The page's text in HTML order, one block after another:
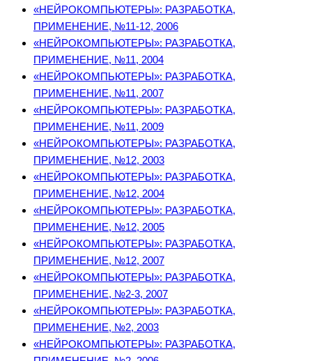
«НЕЙРОКОМПЬЮТЕРЫ»: РАЗРАБОТКА,
ПРИМЕНЕНИЕ, №11-12, 2006
«НЕЙРОКОМПЬЮТЕРЫ»: РАЗРАБОТКА,
ПРИМЕНЕНИЕ, №11, 2004
«НЕЙРОКОМПЬЮТЕРЫ»: РАЗРАБОТКА,
ПРИМЕНЕНИЕ, №11, 2007
«НЕЙРОКОМПЬЮТЕРЫ»: РАЗРАБОТКА,
ПРИМЕНЕНИЕ, №11, 2009
«НЕЙРОКОМПЬЮТЕРЫ»: РАЗРАБОТКА,
ПРИМЕНЕНИЕ, №12, 2003
«НЕЙРОКОМПЬЮТЕРЫ»: РАЗРАБОТКА,
ПРИМЕНЕНИЕ, №12, 2004
«НЕЙРОКОМПЬЮТЕРЫ»: РАЗРАБОТКА,
ПРИМЕНЕНИЕ, №12, 2005
«НЕЙРОКОМПЬЮТЕРЫ»: РАЗРАБОТКА,
ПРИМЕНЕНИЕ, №12, 2007
«НЕЙРОКОМПЬЮТЕРЫ»: РАЗРАБОТКА,
ПРИМЕНЕНИЕ, №2-3, 2007
«НЕЙРОКОМПЬЮТЕРЫ»: РАЗРАБОТКА,
ПРИМЕНЕНИЕ, №2, 2003
«НЕЙРОКОМПЬЮТЕРЫ»: РАЗРАБОТКА,